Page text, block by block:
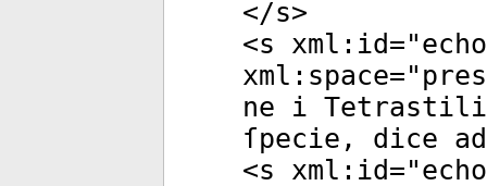
</s>
<s xml:id="
xml:space="
ne i Tetrastili
ſpecie, dice
<s xml:id="